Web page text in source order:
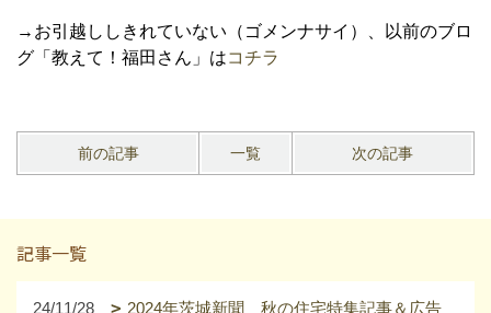
→お引越ししきれていない（ゴメンナサイ）、以前のブロ
グ「教えて！福田さん」はコチラ
前の記事 一覧 次の記事
記事一覧
24/11/28 2024年茨城新聞 秋の住宅特集記事＆広告